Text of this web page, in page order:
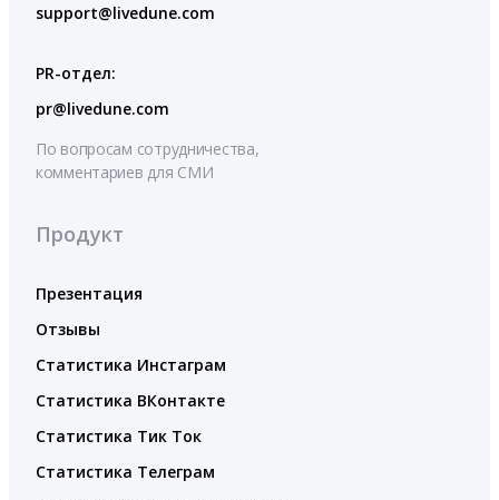
support@livedune.com
PR-отдел:
pr@livedune.com
По вопросам сотрудничества,
комментариев для СМИ
Продукт
Презентация
Отзывы
Статистика Инстаграм
Статистика ВКонтакте
Статистика Тик Ток
Статистика Телеграм